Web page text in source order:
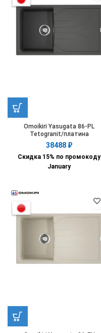
Omoikiri Yasugata 86-PL
Tetogranit/платина
38488 ₽
Скидка 15% по промокоду
January